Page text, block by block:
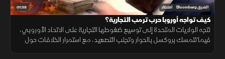
01:38 الشرق Bloomberg اقتصاد
كيف تواجه أوروبا حرب ترمب التجارية؟
تتجه الولايات المتحدة إلى توسيع ضغوطها التجارية على الاتحاد الأوروبي،
فيما تتمسك بروكسل بالحوار وتجنب التصعيد، مع استمرار الخلافات حول